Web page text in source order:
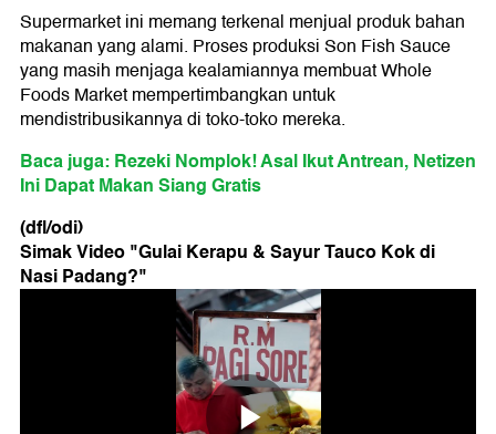
Supermarket ini memang terkenal menjual produk bahan
makanan yang alami. Proses produksi Son Fish Sauce
yang masih menjaga kealamiannya membuat Whole
Foods Market mempertimbangkan untuk
mendistribusikannya di toko-toko mereka.
Baca juga: Rezeki Nomplok! Asal Ikut Antrean, Netizen
Ini Dapat Makan Siang Gratis
(dfl/odi)
Simak Video "Gulai Kerapu & Sayur Tauco Kok di
Nasi Padang?"